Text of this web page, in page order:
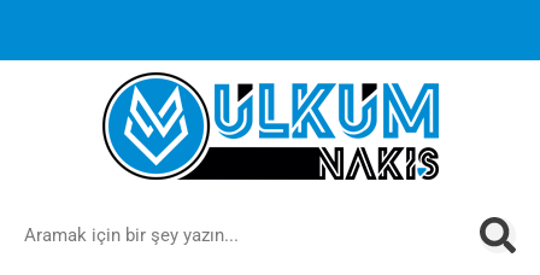
1000 TL ve üzeri siparişlerinizde ücretsiz kargoya ek
İndirimanında sepette!